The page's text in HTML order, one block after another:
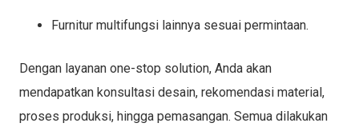
Furnitur multifungsi lainnya sesuai permintaan.
Dengan layanan one-stop solution, Anda akan
mendapatkan konsultasi desain, rekomendasi material,
proses produksi, hingga pemasangan. Semua dilakukan